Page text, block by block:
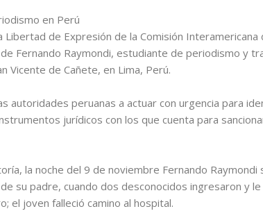
en Perú
Libertad de Expresión de la Comisión Interamericana
Fernando Raymondi, estudiante de periodismo y
Vicente de Cañete, en Lima, Perú.
autoridades peruanas a actuar con urgencia para
jurídicos con los que cuenta para
la noche del 9 de noviembre Fernando Raymondi
su padre, cuando dos desconocidos ingresaron y
el joven falleció camino al hospital.